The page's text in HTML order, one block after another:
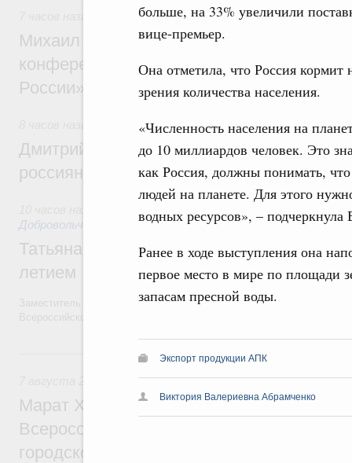
больше, на 33% увеличили
вице-премьер.
Она отметила, что Россия кормит
зрения количества населения.
«Численность населения на
до 10 миллиардов человек. Это
как Россия, должны понимать,
людей на планете. Для этого
водных ресурсов», –
Ранее в ходе выступления она
первое место в мире по площади
запасам пресной воды.
Экспорт продукции АПК
Виктория Валериевна Абрамченко
Отрасль информационных технологий
Михаил Мишустин дал поручения по
конференции «Цифровая индустрия
России»
Спорт высших достижений и массовый
Дмитрий Чернышенко и Михаил
россиян с Днём физкультурника
Социальные инновации. Некоммерческие
Добровольчество и волонтёрство. Благотворительность
Татьяна Голикова поздравила
летием
Заместитель Председателя Правительства Татьяна Голикова
Вчера
Экономика городов. Городская среда
Марат Хуснуллин провёл заседание
Всероссийского конкурса лучших
городской среды